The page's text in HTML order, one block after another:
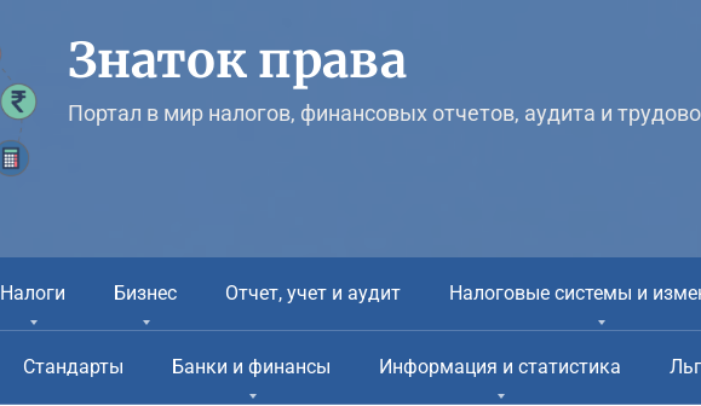
Знаток права
Портал в мир налогов, финансовых отчетов, аудита и
Налоги Бизнес Отчет, учет и аудит Налоговые системы и
Стандарты Банки и финансы Информация и статистика